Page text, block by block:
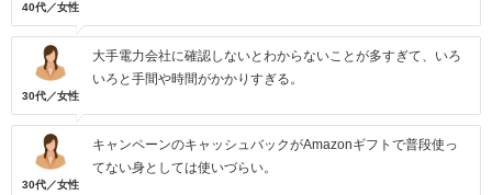
40代／女性
30代／女性
大手電力会社に確認しないとわからないことが多すぎて、いろ
いろと手間や時間がかかりすぎる。
30代／女性
キャンペーンのキャッシュバックがAmazonギフトで普段使っ
てない身としては使いづらい。